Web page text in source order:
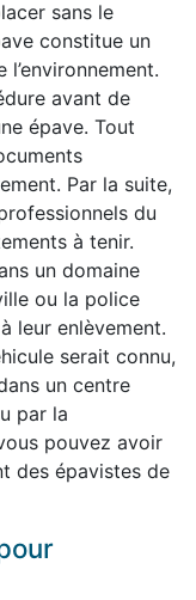
sans le
constitue un
avant de
épave. Tout
Par la suite,
du
à tenir.
un domaine
ou la police
leur enlèvement.
serait connu,
un centre
par la
pouvez avoir
des épavistes de